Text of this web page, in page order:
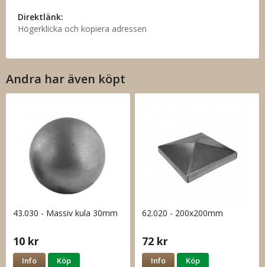
Direktlänk:
Högerklicka och kopiera adressen
Andra har även köpt
43.030 - Massiv kula 30mm
10 kr
Info Köp
62.020 - 200x200mm
72 kr
Info Köp